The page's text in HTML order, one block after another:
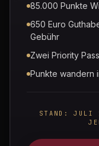
5 Min. Lesezeit
85.000 Punkte
650 Euro
Gebühr
Zwei Priority
Punkte wandern
STAND: JULI